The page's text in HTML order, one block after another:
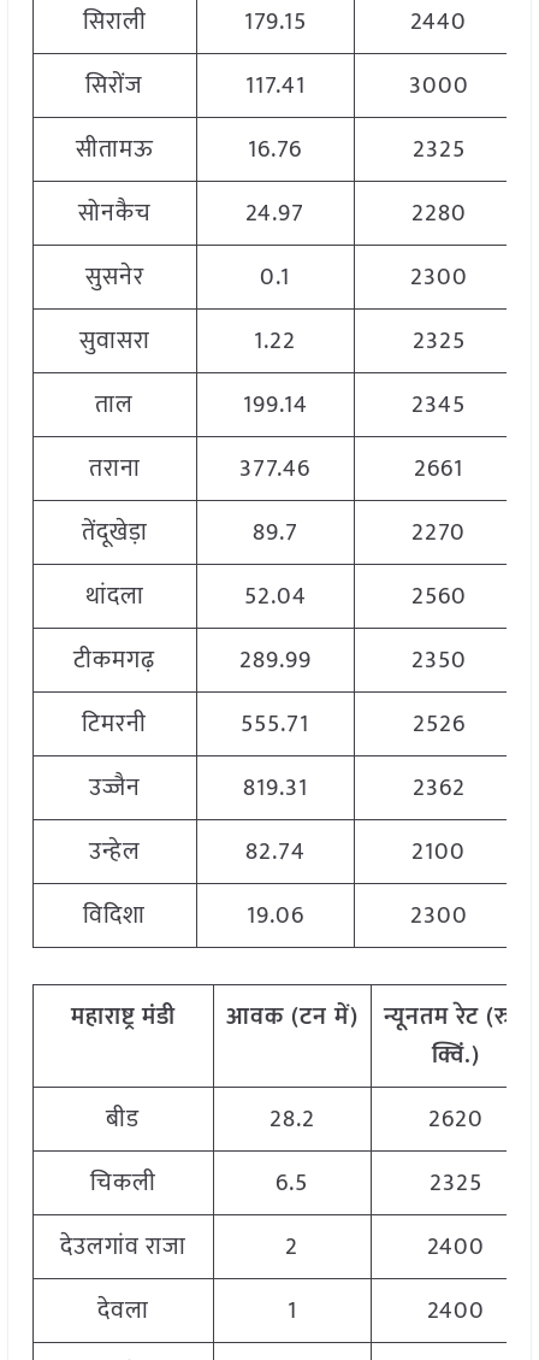
सिराली
179.15
2440
सिरोंज
117.41
3000
सीतामऊ
16.76
2325
सोनकैच
24.97
2280
सुसनेर
0.1
2300
सुवासरा
1.22
2325
ताल
199.14
2345
तराना
377.46
2661
तेंदूखेड़ा
89.7
2270
थांदला
52.04
2560
टीकमगढ़
289.99
2350
टिमरनी
555.71
2526
उज्जैन
819.31
2362
उन्हेल
82.74
2100
विदिशा
19.06 2300
महाराष्ट्रमंडी आवक(टनमें) न्यूनतमरेट(रु
क्विं.)
बीड
28.2
2620
चिकली
6.5
2325
देउलगांव राजा
2
2400
देवला
1
2400